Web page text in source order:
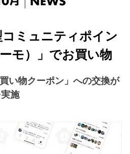
ミュニティポイン
モ）」でお買い物
い物クーポン」への交換が
施